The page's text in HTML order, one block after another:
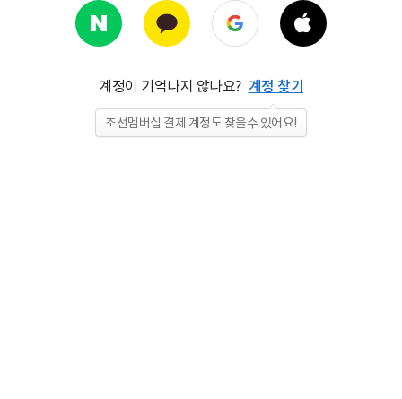
계정이 기억나지 않나요? 계정 찾기
조선멤버십 결제 계정도 찾을수 있어요!